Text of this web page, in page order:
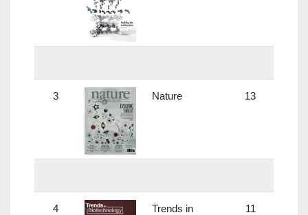
3 Nature 13
4
Trends in
11